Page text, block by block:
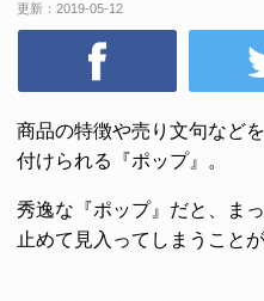
更新： 2019-05-12
商品の特徴や売り文句など
付けられる『ポップ』。
秀逸な『ポップ』だと、ま
止めて見入ってしまうこと